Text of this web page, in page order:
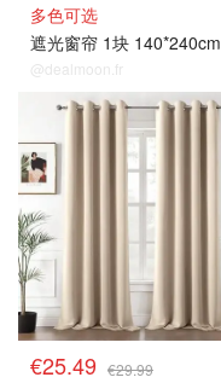
多色可选
遮光窗帘 1块 140*240cm
@dealmoon.fr
遮光窗帘
€25.49 €29.99